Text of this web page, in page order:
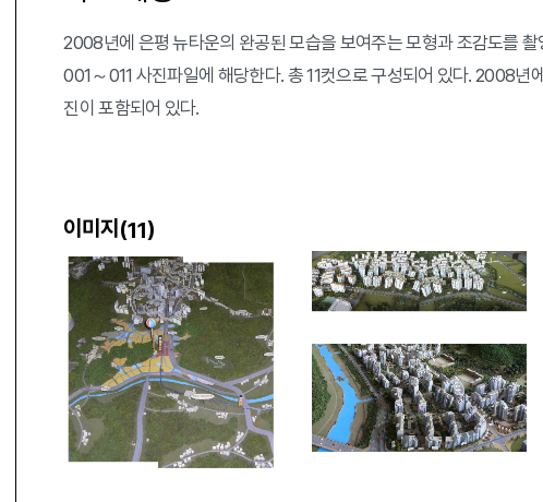
2008년에 은평 뉴타운의 완공된 모습을 보여주는 모형과 조감도를 촬
001～011 사진파일에 해당한다. 총 11컷으로 구성되어 있다. 2008
진이 포함되어 있다.
이미지(11)